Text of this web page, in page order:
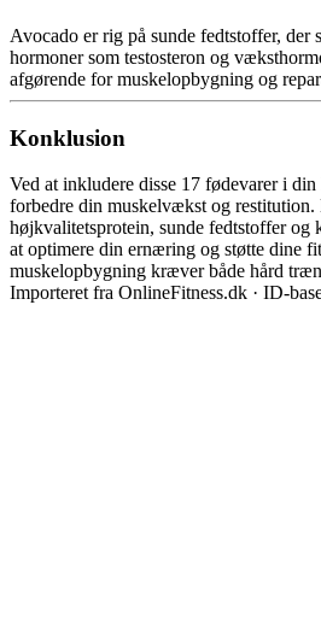
Avocado er rig på sunde fedtstoffer, der
hormoner som testosteron og
afgørende for muskelopbygning og
Konklusion
Ved at inkludere disse 17 fødevarer i
forbedre din muskelvækst og
højkvalitetsprotein, sunde fedtstoffer og
at optimere din ernæring og støtte dine
muskelopbygning kræver både hård
Importeret fra OnlineFitness.dk · ID-